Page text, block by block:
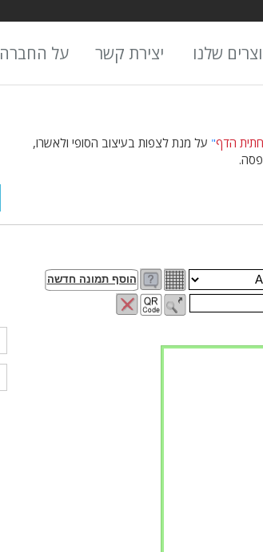
שלנו יצירת קשר על החברה
הדף" על מנת לצפות בעיצוב הסופי ולאשרו,